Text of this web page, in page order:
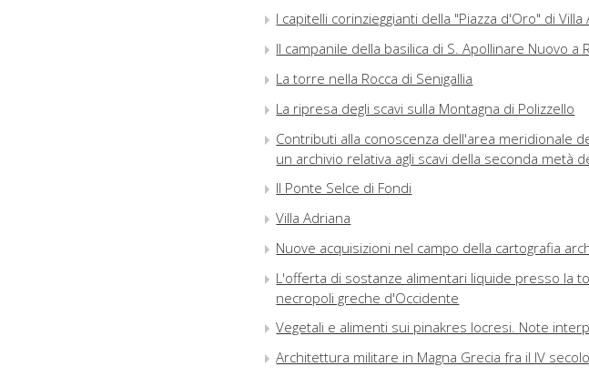
I capitelli corinzieggianti della "Piazza d'Oro" di Villa
Il campanile della basilica di S. Apollinare Nuovo a
La torre nella Rocca di Senigallia
La ripresa degli scavi sulla Montagna di Polizzello
Contributi alla conoscenza dell'area meridionale
un archivio relativa agli scavi della seconda metà
Il Ponte Selce di Fondi
Villa Adriana
Nuove acquisizioni nel campo della cartografia
L'offerta di sostanze alimentari liquide presso la
necropoli greche d'Occidente
Vegetali e alimenti sui pinakres locresi. Note
Architettura militare in Magna Grecia fra il IV